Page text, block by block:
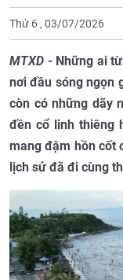
Thứ 6 , 03/07/2026
MTXD - Những ai
nơi đầu sóng ngọn
còn có những dãy
đền cổ linh thiêng
mang đậm hồn cốt
lịch sử đã đi cùng